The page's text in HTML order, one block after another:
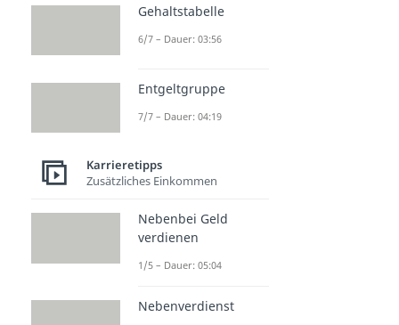
Gehaltstabelle
6/7 – Dauer: 03:56
Entgeltgruppe
7/7 – Dauer: 04:19
Karrieretipps
Zusätzliches Einkommen
Nebenbei Geld
verdienen
1/5 – Dauer: 05:04
Nebenverdienst